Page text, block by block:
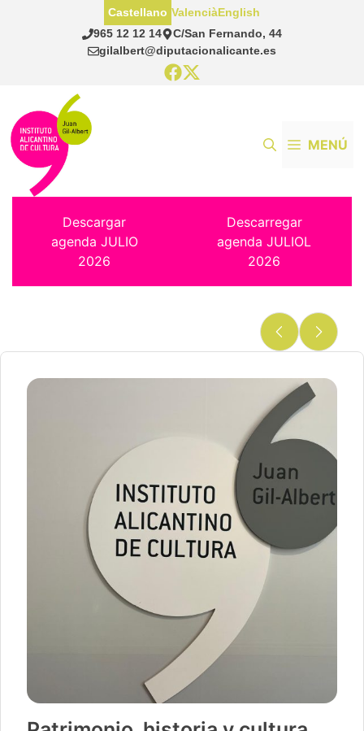
965 12 12 14
C/San Fernando, 44
gilalbert@diputacionalicante.es
Castellano ValenciàEnglish
MENÚ
Descargar
agenda JULIO
2026
Descarregar
agenda JULIOL
2026